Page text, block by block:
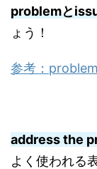
problemと
ょう！
参考：
address the
よく使われる